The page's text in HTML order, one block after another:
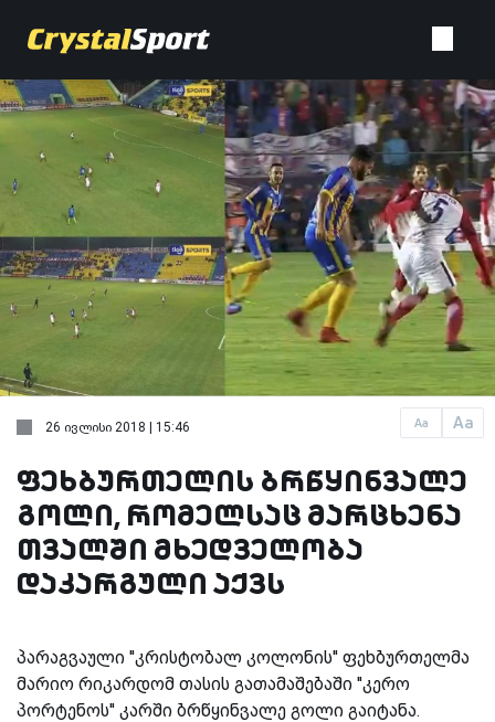
Aa Aa
26 ივლისი 2018 | 15:46
ფეხბურთელის ბრწყინვალე
გოლი, რომელსაც მარცხენა
თვალში მხედველობა
დაკარგული აქვს
პარაგვაული ''კრისტობალ კოლონის'' ფეხბურთელმა
მარიო რიკარდომ თასის გათამაშებაში ''კერო
პორტენოს'' კარში ბრწყინვალე გოლი გაიტანა.